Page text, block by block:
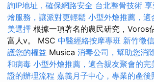
詢IP地址，確保網路安全 台北整骨技術
燴服務，讓派對更輕鬆 小型外燴推薦，適
美選擇 根據一項著名的農民研究，Voros
富人v。 MSC 中醫經絡按摩專班 新竹徵
護您的權益 Musica 消毒公司，幫助您消
和病毒 小型外燴推薦，適合親友聚會的完
證的辦理流程 嘉義月子中心，專業的產後